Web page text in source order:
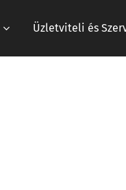
Üzletviteli és